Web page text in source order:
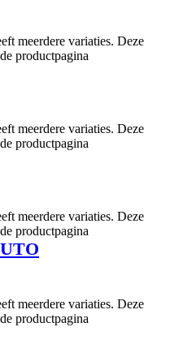
meerdere variaties. Deze
productpagina
meerdere variaties. Deze
productpagina
meerdere variaties. Deze
productpagina
meerdere variaties. Deze
productpagina